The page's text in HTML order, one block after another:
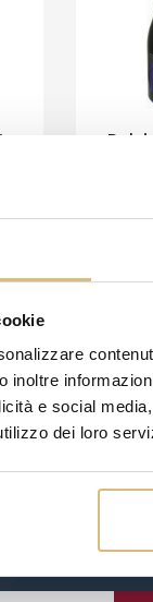
inoltre
e social
dei loro
Delai